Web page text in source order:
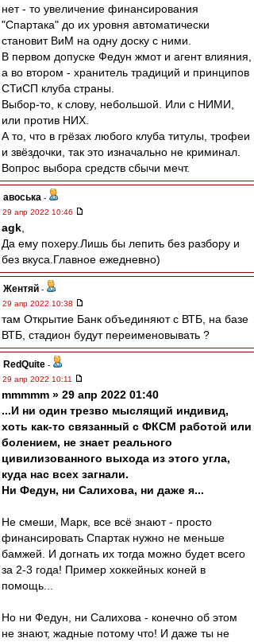
нет - то увеличение финансирования
"Спартака" до их уровня автоматически
становит ВиМ на одну доску с ними.
В первом допуске Федун жмот и агент влияния,
а во втором - хранитель традиций и принципов
СТиСП клуба страны.
Выбор-то, к слову, небольшой. Или с НИМИ,
или против НИХ.
А то, что в грёзах любого клуба титулы, трофеи
и звёздочки, так это изначально не криминал.
Вопрос выбора средств сбычи мечт.
авоська -
29 апр 2022 10:46
agk
Да ему похеру.Лишь бы лепить без разбору и
без вкуса.Главное ежедневно)
Жентяй -
29 апр 2022 10:38
там Открытие Банк объединяют с ВТБ, на базе
ВТБ, стадион будут переименовывать ?
RedQuite -
29 апр 2022 10:11
mmmmm » 29 апр 2022 01:40
...И ни один трезво мыслящий индивид,
хоть как-то связанный с ФКСМ работой или
болением, не знает реального
цивилизованного выхода из этого угла,
куда нас всех загнали.
Ни Федун, ни Салихова, ни даже я...
Не смеши, Марк, все всё знают - просто
финансировать Спартак нужно не меньше
бамжей. И догнать их тогда можно будет всего
за 2-3 года! Пример хоккейных коней в
помощь...
Но ни Федун, ни Салихова - конечно об этом
не знают, жадные потому что! И даже ты не